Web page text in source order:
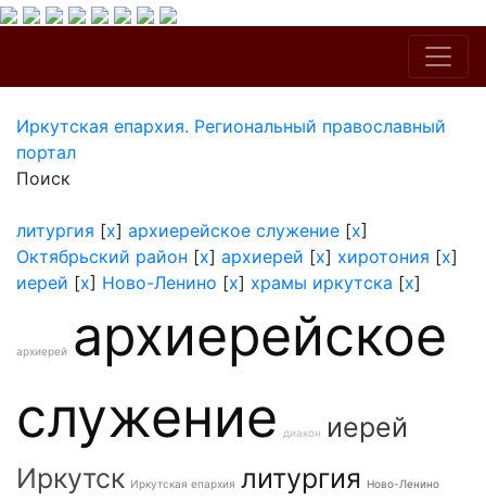
Иркутская епархия. Региональный православный
портал
Поиск
литургия [x] архиерейское служение [x]
Октябрьский район [x] архиерей [x] хиротония [x]
иерей [x] Ново-Ленино [x] храмы иркутска [x]
архиерей
архиерейское
служение
диакон
иерей
Иркутск Иркутская епархия литургия Ново-Ленино